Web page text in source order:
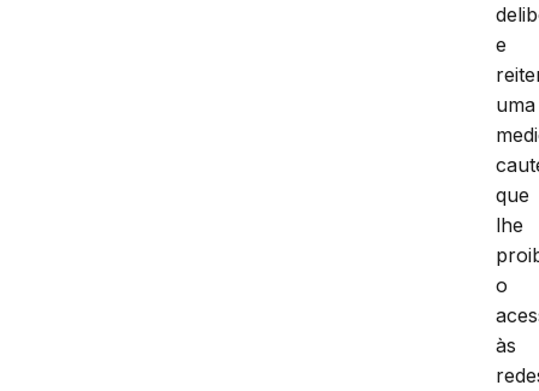
e
uma
que
lhe
o
às